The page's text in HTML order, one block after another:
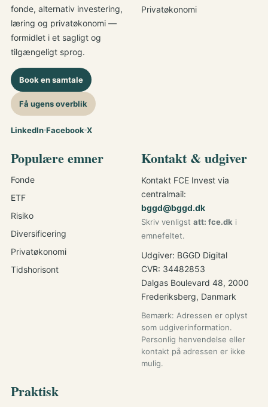
fonde, alternativ investering,
læring og privatøkonomi —
formidlet i et sagligt og
tilgængeligt sprog.
Book en samtale
Få ugens overblik
LinkedIn Facebook X
Privatøkonomi
Populære emner
Fonde
ETF
Risiko
Diversificering
Privatøkonomi
Tidshorisont
Kontakt & udgiver
Kontakt FCE Invest via
centralmail:
bggd@bggd.dk
Skriv venligst att: fce.dk i
emnefeltet.
Udgiver: BGGD Digital
CVR: 34482853
Dalgas Boulevard 48, 2000
Frederiksberg, Danmark
Bemærk: Adressen er oplyst
som udgiverinformation.
Personlig henvendelse eller
kontakt på adressen er ikke
mulig.
Praktisk